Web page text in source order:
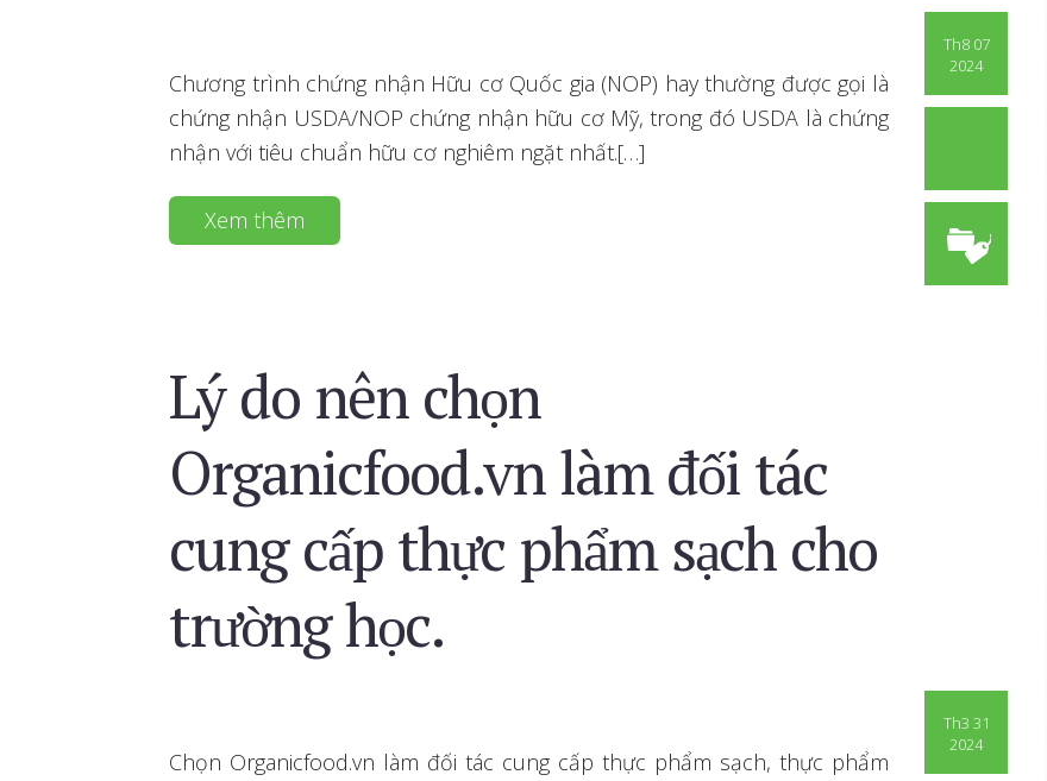
Th8 07
2024
Chương trình chứng nhận Hữu cơ Quốc gia (NOP) hay thường được gọi là
chứng nhận USDA/NOP chứng nhận hữu cơ Mỹ, trong đó USDA là chứng
nhận với tiêu chuẩn hữu cơ nghiêm ngặt nhất.[…]
Xem thêm
Lý do nên chọn
Organicfood.vn làm đối tác
cung cấp thực phẩm sạch cho
trường học.
Th3 31
2024
Chọn Organicfood.vn làm đối tác cung cấp thực phẩm sạch, thực phẩm